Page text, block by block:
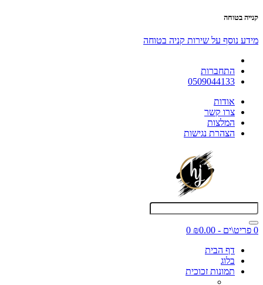
קנייה בטוחה
מידע נוסף על שירות קניה בטוחה
התחברות
0509044133
אודות
צרו קשר
המלצות
הצהרת נגישות
0 פריט\ים - ₪0.00
0
דף הבית
בלוג
תמונות זכוכית